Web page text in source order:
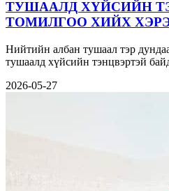
ТУШААЛД ХҮЙСИЙН
ТОМИЛГОО ХИЙХ
Нийтийн албан тушаал тэр
тушаалд хүйсийн тэнцвэртэй
2026-05-27